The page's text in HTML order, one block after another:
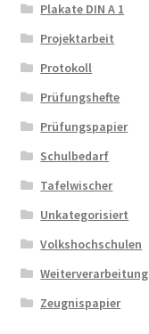
Plakate DIN A 1
Projektarbeit
Protokoll
Prüfungshefte
Prüfungspapier
Schulbedarf
Tafelwischer
Unkategorisiert
Volkshochschulen
Weiterverarbeitung
Zeugnispapier